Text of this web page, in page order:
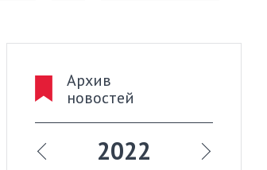
Архив
новостей
2022